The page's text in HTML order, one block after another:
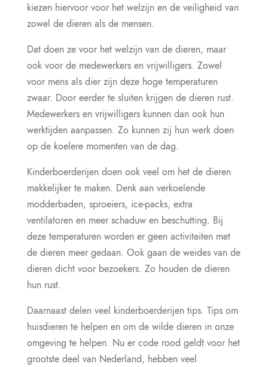
kiezen hiervoor voor het welzijn en de veiligheid van
zowel de dieren als de mensen.
Dat doen ze voor het welzijn van de dieren, maar
ook voor de medewerkers en vrijwilligers. Zowel
voor mens als dier zijn deze hoge temperaturen
zwaar. Door eerder te sluiten krijgen de dieren rust.
Medewerkers en vrijwilligers kunnen dan ook hun
werktijden aanpassen. Zo kunnen zij hun werk doen
op de koelere momenten van de dag.
Kinderboerderijen doen ook veel om het de dieren
makkelijker te maken. Denk aan verkoelende
modderbaden, sproeiers, ice-packs, extra
ventilatoren en meer schaduw en beschutting. Bij
deze temperaturen worden er geen activiteiten met
de dieren meer gedaan. Ook gaan de weides van de
dieren dicht voor bezoekers. Zo houden de dieren
hun rust.
Daarnaast delen veel kinderboerderijen tips. Tips om
huisdieren te helpen en om de wilde dieren in onze
omgeving te helpen. Nu er code rood geldt voor het
grootste deel van Nederland, hebben veel